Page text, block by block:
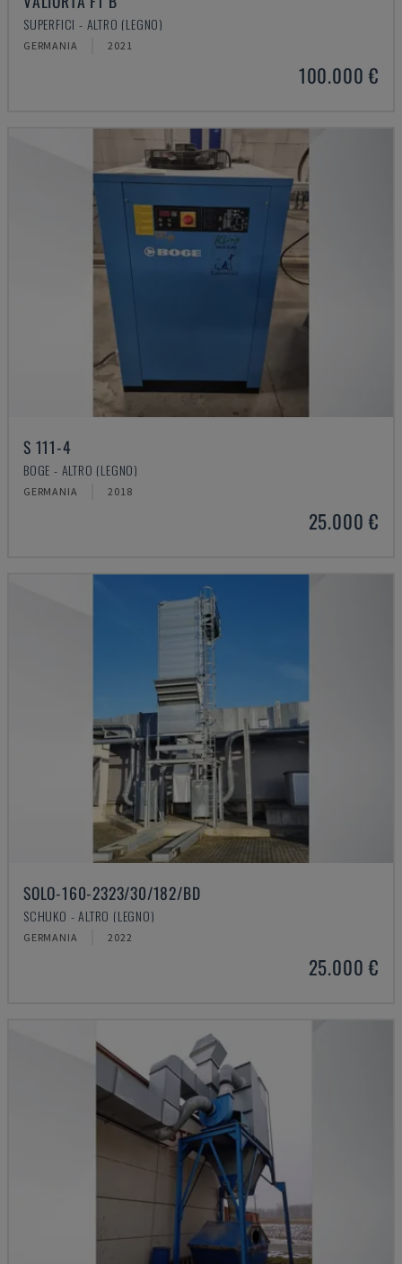
SUPERFICI - ALTRO (LEGNO)
GERMANIA 2021
100.000 €
S 111-4
BOGE - ALTRO (LEGNO)
GERMANIA 2018
25.000 €
SOLO-160-2323/30/182/BD
SCHUKO - ALTRO (LEGNO)
GERMANIA 2022
25.000 €